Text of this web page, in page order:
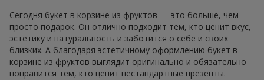
Сегодня букет в корзине из фруктов — это больше, чем
просто подарок. Он отлично подходит тем, кто ценит вкус,
эстетику и натуральность и заботится о себе и своих
близких. А благодаря эстетичному оформлению букет в
корзине из фруктов выглядит оригинально и обязательно
понравится тем, кто ценит нестандартные презенты.